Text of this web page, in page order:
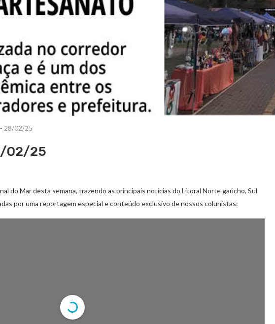
28/02/25
02/25
do Mar desta semana, trazendo as principais notícias do Litoral Norte gaúcho, Sul
por uma reportagem especial e conteúdo exclusivo de nossos colunistas: